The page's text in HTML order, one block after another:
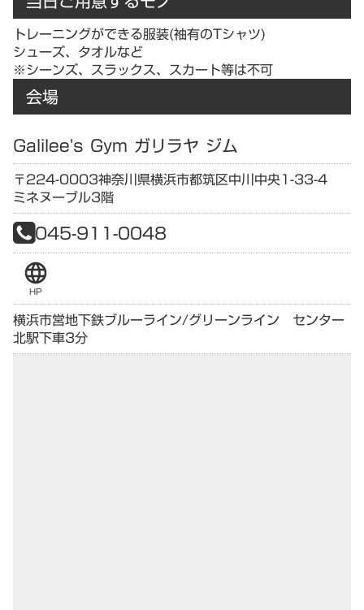
トレーニングができる服装(袖有のTシャツ)
シューズ、タオルなど
※シーンズ、スラックス、スカート等は不可
会場
Galilee's Gym ガリラヤ ジム
〒224-0003神奈川県横浜市都筑区中川中央1-33-4
ミネヌーブル3階
045-911-0048
language
HP
横浜市営地下鉄ブルーライン/グリーンライン センター
北駅下車3分